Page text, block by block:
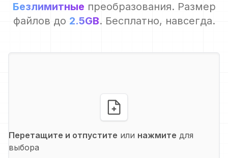
Безлимитные преобразования. Размер
файлов до 2.5GB. Бесплатно, навсегда.
Перетащите и отпустите или нажмите для
выбора